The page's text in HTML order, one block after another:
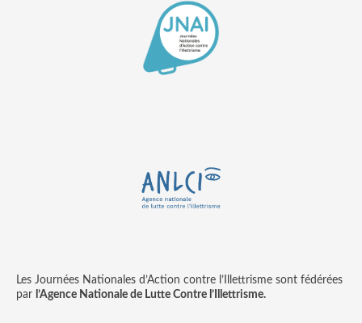
Les Journées Nationales d’Action contre l’Illettrisme sont fédérées
par l’Agence Nationale de Lutte Contre l’Illettrisme.